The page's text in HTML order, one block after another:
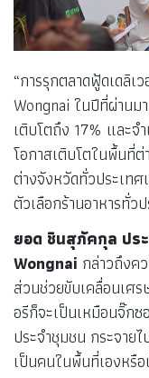
“การรุกตลาดฟู้ดเดลิเ
Wongnai ในปีที่ผ่านม
เติบโตถึง 17% และจ
โอกาสเติบโตในพื้นที่
ต่างจังหวัดทั่วประเท
ตัวเลือกร้านอาหารทั่ว
ยอด ชินสุภัคกุล ประ
Wongnai กล่าวถึงค
ส่วนช่วยขับเคลื่อนเศ
อรีก็จะเป็นเหมือนจิ๊ก
ประจำชุมชน กระจาย
เป็นคนในพื้นที่เองหรื